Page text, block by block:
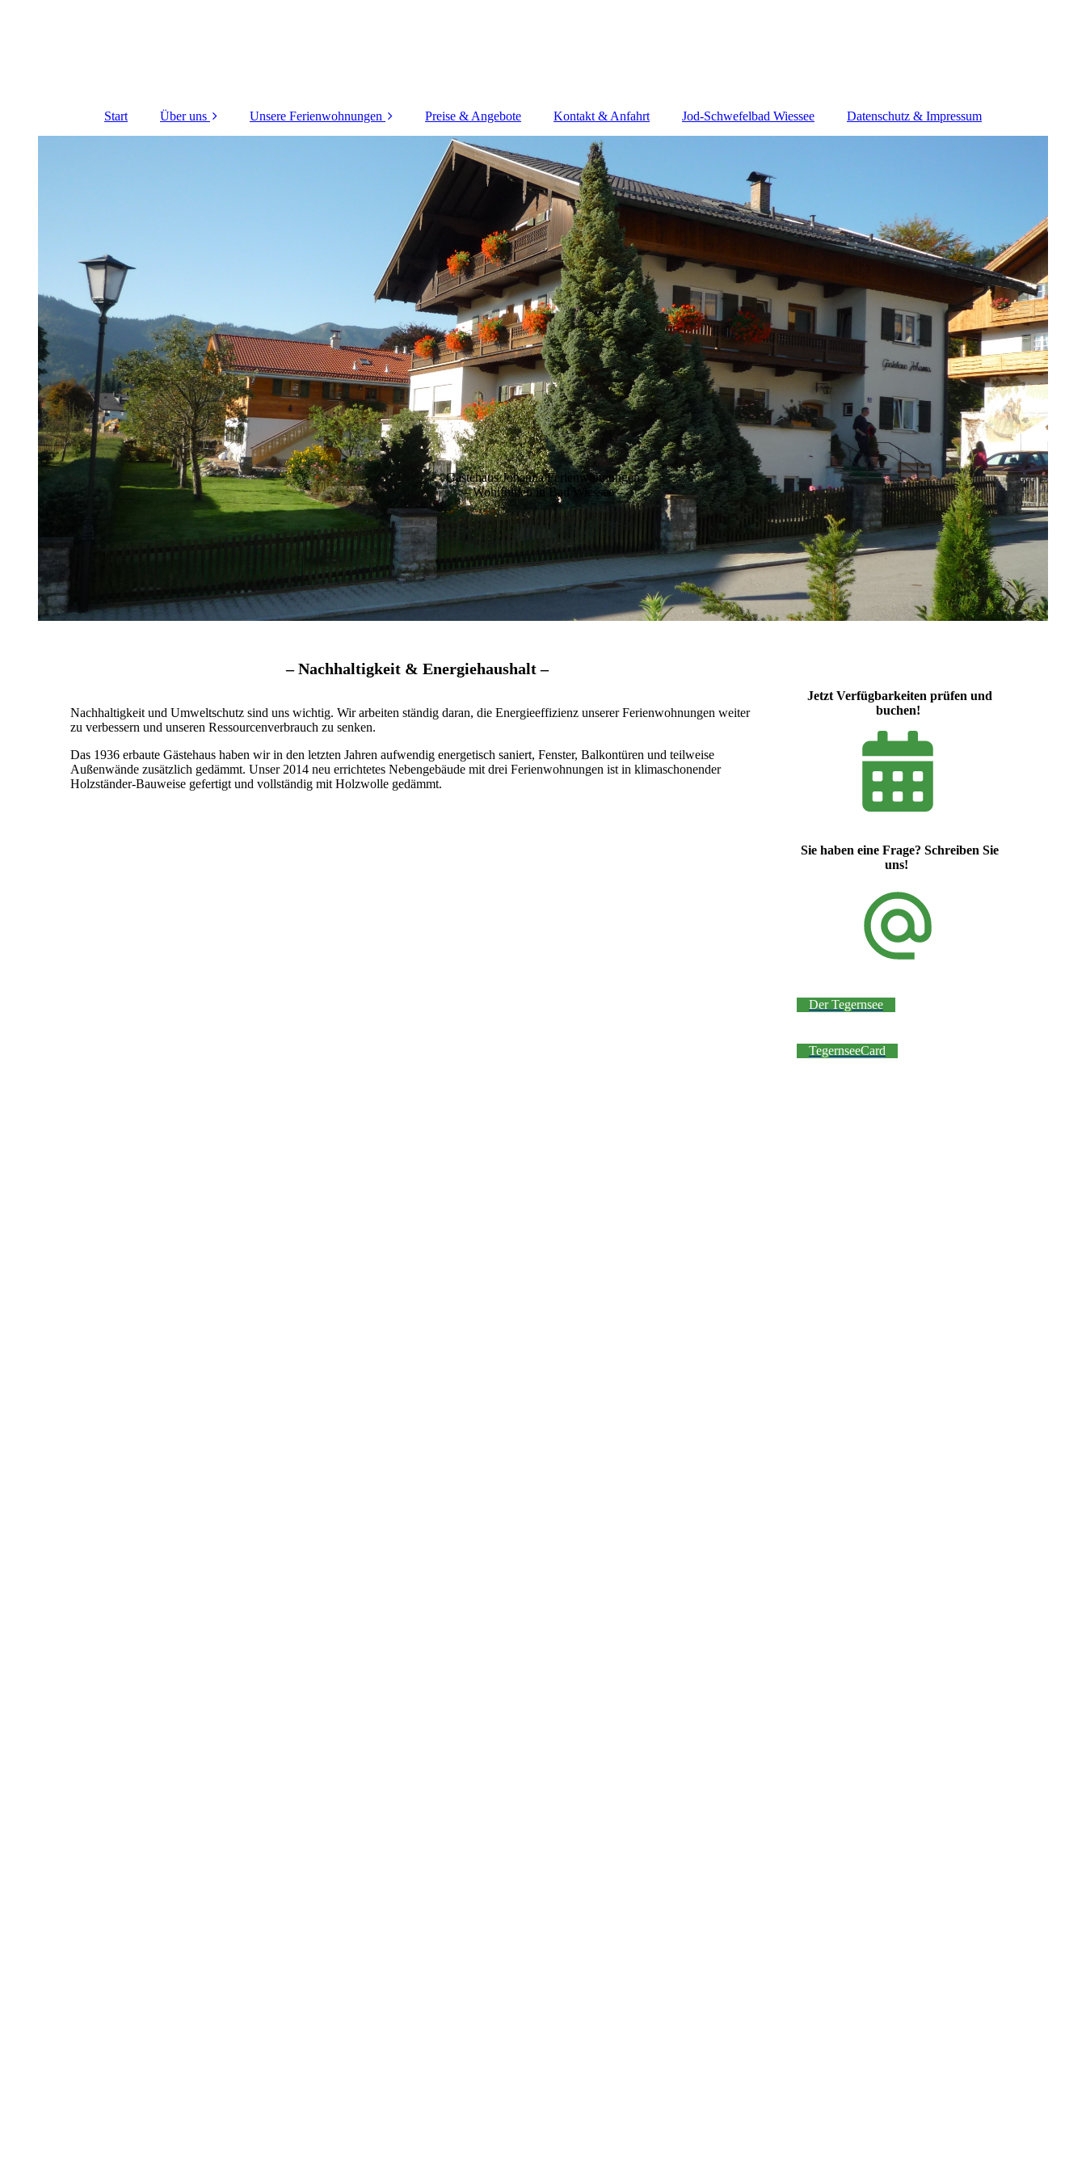
Start Über uns Unsere Ferienwohnungen
Ferienwohnung Nr. 5,
2.OG, GH
Ferienwohnung Nr. 6,
2.OG, GH
Ferienwohnung Nr. 7,
EG, Nebenhaus
Ferienwohnung Nr. 8,
1.OG, Nebenhaus
Ferienwohnung Nr. 9,
1.OG, Nebenhaus
Preise & Angebote Kontakt & Anfahrt Jod-Schwefelbad Wiessee Datenschutz & Impressum
Gästehaus Johanna Ferienwohnungen
– Wohlfühlen in Bad Wiessee –
– Nachhaltigkeit & Energiehaushalt –
Nachhaltigkeit und Umweltschutz sind uns wichtig. Wir arbeiten ständig daran, die Energieeffizienz unserer Ferienwohnungen weiter
zu verbessern und unseren Ressourcenverbrauch zu senken.
Das 1936 erbaute Gästehaus haben wir in den letzten Jahren aufwendig energetisch saniert, Fenster, Balkontüren und teilweise
Außenwände zusätzlich gedämmt. Unser 2014 neu errichtetes Nebengebäude mit drei Ferienwohnungen ist in klimaschonender
Holzständer-Bauweise gefertigt und vollständig mit Holzwolle gedämmt.
Jetzt Verfügbarkeiten prüfen und
buchen!
Sie haben eine Frage? Schreiben Sie
uns!
Der Tegernsee
TegernseeCard